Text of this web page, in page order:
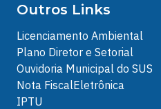
Outros Links
Licenciamento Ambiental
Plano Diretor e Setorial
Ouvidoria Municipal do SUS
Nota FiscalEletrônica
IPTU